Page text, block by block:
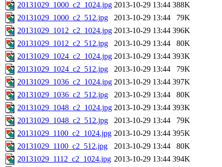
20131029_1000_c2_1024.jpg 2013-10-29 13:44 388K
20131029_1000_c2_512.jpg
2013-10-29 13:44
79K
20131029_1012_c2_1024.jpg 2013-10-29 13:44 396K
20131029_1012_c2_512.jpg
2013-10-29 13:44
80K
20131029_1024_c2_1024.jpg 2013-10-29 13:44 393K
20131029_1024_c2_512.jpg
2013-10-29 13:44
79K
20131029_1036_c2_1024.jpg 2013-10-29 13:44 397K
20131029_1036_c2_512.jpg
2013-10-29 13:44
80K
20131029_1048_c2_1024.jpg 2013-10-29 13:44 393K
20131029_1048_c2_512.jpg
2013-10-29 13:44
79K
20131029_1100_c2_1024.jpg 2013-10-29 13:44 395K
20131029_1100_c2_512.jpg
2013-10-29 13:44
80K
20131029_1112_c2_1024.jpg 2013-10-29 13:44 394K